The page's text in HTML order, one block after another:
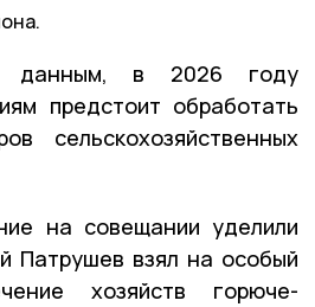
данным, в 2026 году
предстоит обработать
сельскохозяйственных
на совещании уделили
Патрушев взял на особый
хозяйств горюче-